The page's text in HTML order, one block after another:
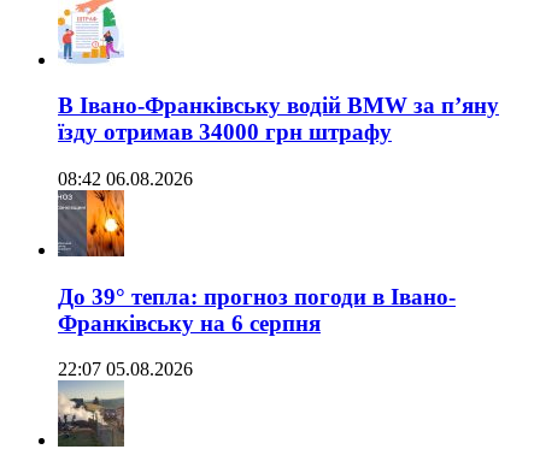
В Івано-Франківську водій BMW за п’яну
їзду отримав 34000 грн штрафу
08:42 06.08.2026
До 39° тепла: прогноз погоди в Івано-
Франківську на 6 серпня
22:07 05.08.2026